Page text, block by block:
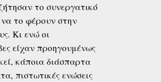
το συνεργατικό
να το φέρουν στην
Κι ενώ οι
είχαν προηγουμένως
κάποια διάσπαρτα
πιστωτικές ενώσεις